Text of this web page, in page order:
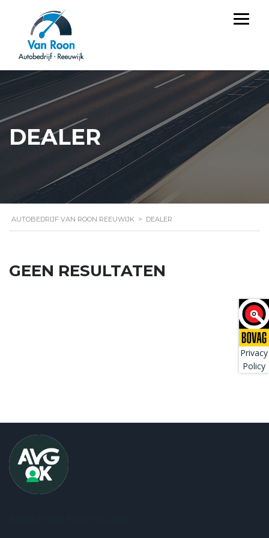
DEALER
AUTOBEDRIJF VAN ROON REEUWIJK > DEALER
GEEN RESULTATEN
Privacy
Policy